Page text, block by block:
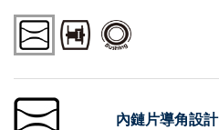
內鏈片導角設計